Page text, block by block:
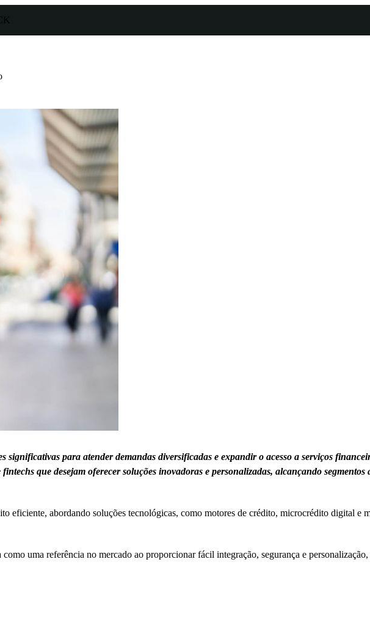
para atender demandas diversificadas e expandir o acesso a serviços
que desejam oferecer soluções inovadoras e personalizadas, alcançando segmentos
eficiente, abordando soluções tecnológicas, como motores de crédito, microcrédito digital e
como uma referência no mercado ao proporcionar fácil integração, segurança e